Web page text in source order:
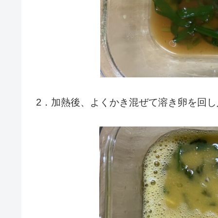
2．加熱後、よくかき混ぜて溶き卵を回